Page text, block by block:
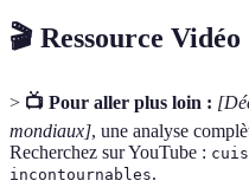
🎬 Ressource Vidéo
> 📺 Pour aller plus loin :
mondiaux], une analyse
Recherchez sur YouTube :
incontournables.